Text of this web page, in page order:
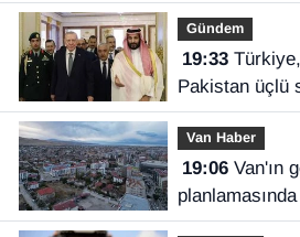
Gündem
19:33Türkiye, Suudi Arabistan ve
Pakistan üçlü
imzaladı
Van Haber
19:06Van'ın geleceği doğru kent
planlamasında